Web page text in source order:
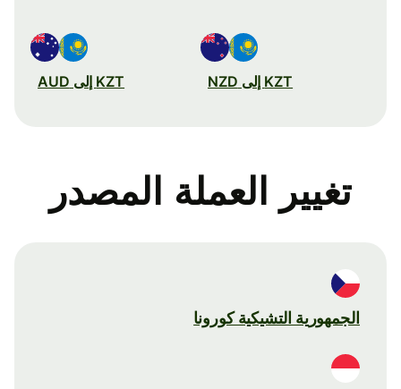
KZT إلى NZD KZT إلى AUD
تغيير العملة المصدر
الجمهورية التشيكية كورونا